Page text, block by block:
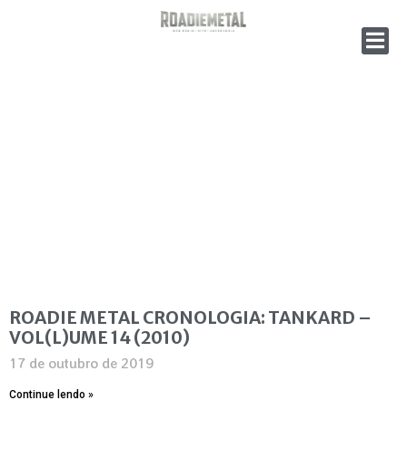
ROADIE METAL CRONOLOGIA: TANKARD –
VOL(L)UME 14 (2010)
17 de outubro de 2019
Continue lendo »